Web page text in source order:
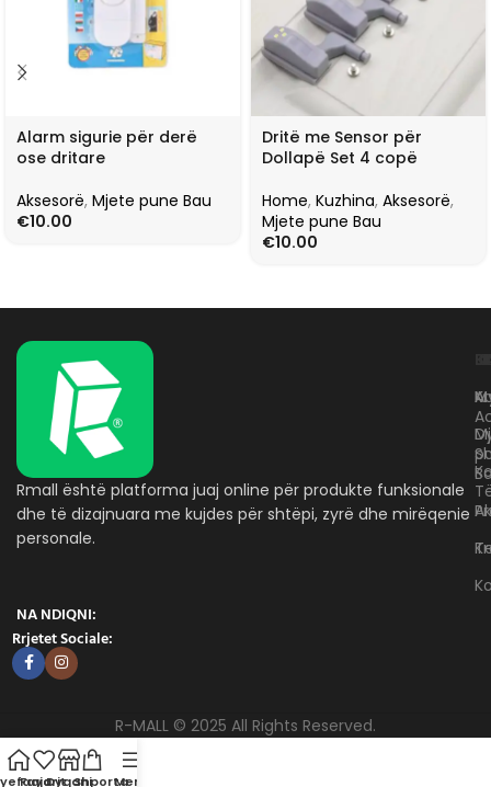
Alarm sigurie për derë
ose dritare
Aksesorë, Mjete pune Bau
€10.00
Dritë me Sensor për
Dollapë Set 4 copë
Home, Kuzhina, Aksesorë,
Mjete pune Bau
€10.00
Rmall është platforma juaj online për produkte funksionale
dhe të dizajnuara me kujdes për shtëpi, zyrë dhe mirëqenie
personale.
NA NDIQNI:
Rrjetet Sociale:
R-MALL © 2025 All Rights Reserved.
FavoritDyqaniShportaMenu